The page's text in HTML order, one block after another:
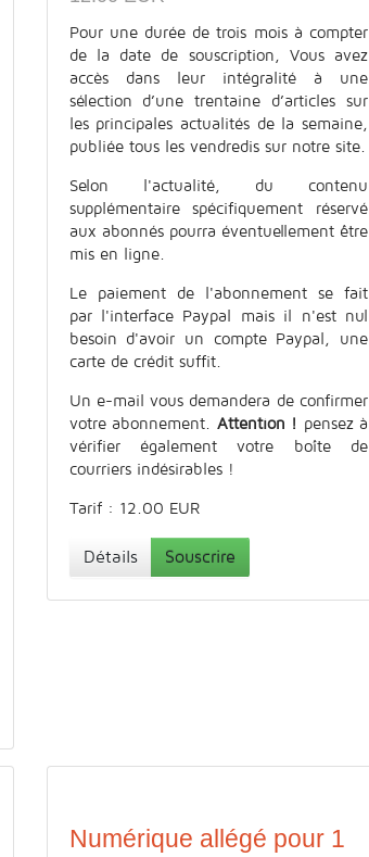
Pour une durée de trois mois à compter
de la date de souscription, Vous avez
accès dans leur intégralité à une
sélection d’une trentaine d’articles sur
les principales actualités de la semaine,
publiée tous les vendredis sur notre site.
Selon l'actualité, du contenu
supplémentaire spécifiquement réservé
aux abonnés pourra éventuellement être
mis en ligne.
Le paiement de l'abonnement se fait
par l'interface Paypal mais il n'est nul
besoin d'avoir un compte Paypal, une
carte de crédit suffit.
Un e-mail vous demandera de confirmer
votre abonnement. Attention ! pensez à
vérifier également votre boîte de
courriers indésirables !
Tarif : 12.00 EUR
Détails Souscrire
Numérique allégé pour 1